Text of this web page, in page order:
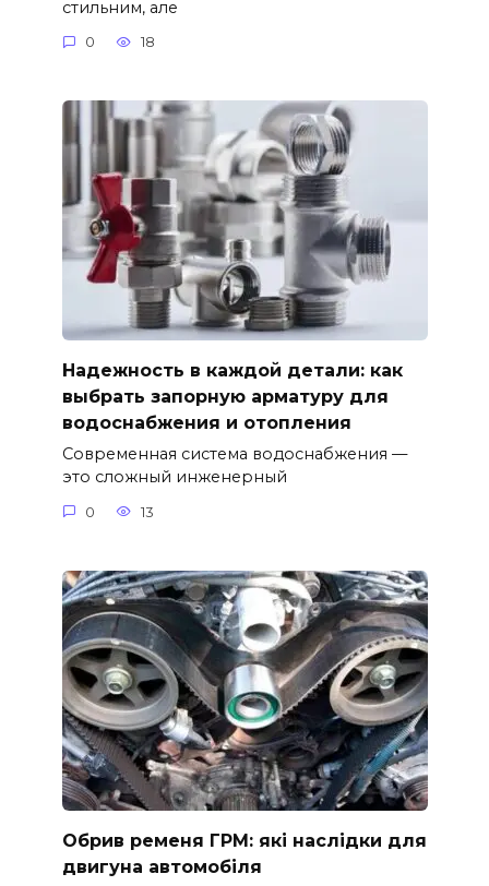
стильним, але
0 18
Надежность в каждой детали: как
выбрать запорную арматуру для
водоснабжения и отопления
Современная система водоснабжения —
это сложный инженерный
0 13
Обрив ременя ГРМ: які наслідки для
двигуна автомобіля